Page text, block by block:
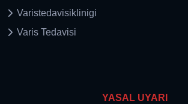
Varistedavisiklinigi
Varis Tedavisi
YASAL UYARI